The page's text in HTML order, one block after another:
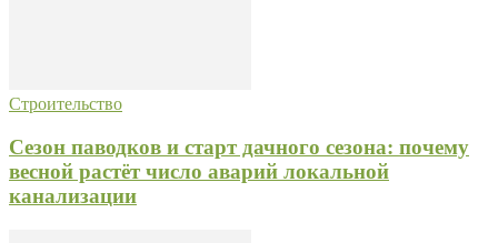
Строительство
Сезон паводков и старт дачного сезона: почему
весной растёт число аварий локальной
канализации